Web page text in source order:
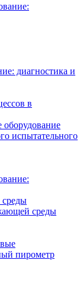
диагностика и
в
оборудование
испытательного
среды
пирометр